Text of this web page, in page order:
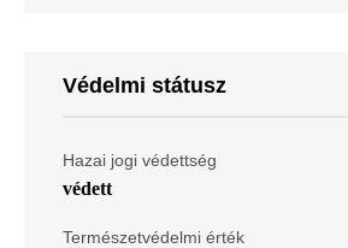
Védelmi státusz
Hazai jogi védettség
védett
Természetvédelmi érték